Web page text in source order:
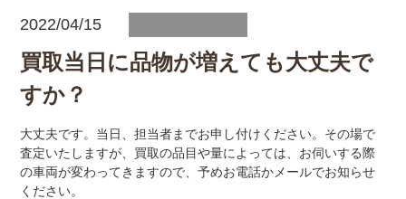
2022/04/15
買取当日に品物が増えても大丈夫で
すか？
大丈夫です。当日、担当者までお申し付けください。その場で
査定いたしますが、買取の品目や量によっては、お伺いする際
の車両が変わってきますので、予めお電話かメールでお知らせ
ください。